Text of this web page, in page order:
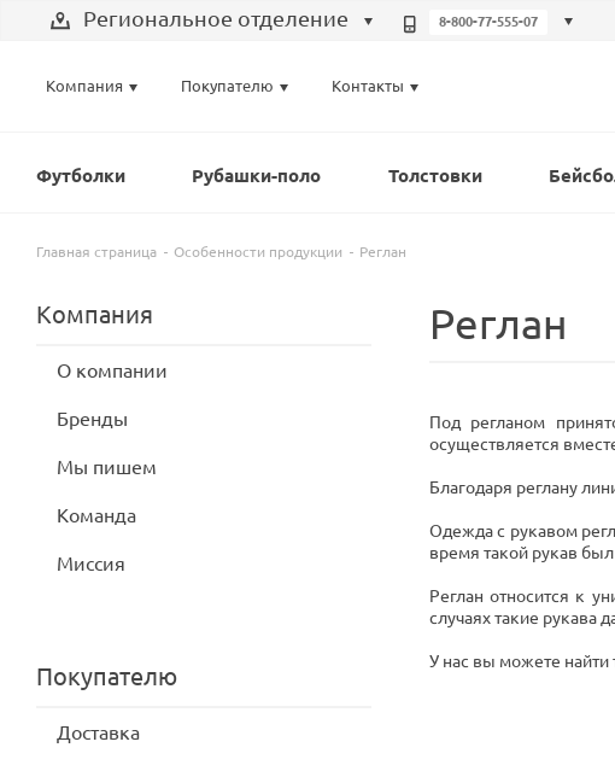
Региональное отделение 8-800-77-555-07
Компания Покупателю Контакты
Футболки Рубашки-поло Толстовки
Главная страница Особенности продукции Реглан
Компания
О компании
Бренды
Мы пишем
Команда
Миссия
Покупателю
Доставка
Реглан
Под регланом
осуществляется
Благодаря реглану
Одежда с рукавом
время такой рукав
Реглан относится к
случаях такие рукава
У нас вы можете найти